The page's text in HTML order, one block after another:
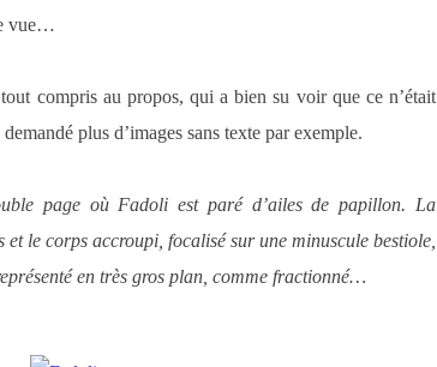
vue…
compris au propos, qui a bien su voir que ce n’était
plus d’images sans texte par exemple.
page où Fadoli est paré d’ailes de papillon. La
le corps accroupi, focalisé sur une minuscule bestiole,
en très gros plan, comme fractionné…